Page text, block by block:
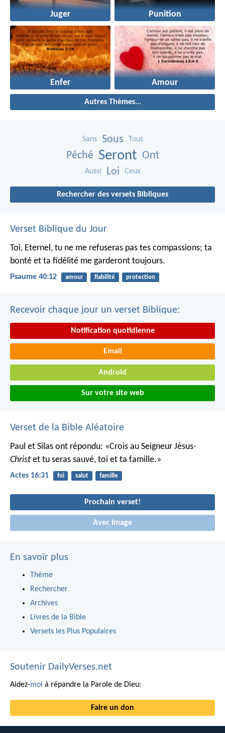
Juger Punition
Enfer Amour
Autres Thèmes...
Sans Sous Tous
Péché Seront Ont
Aussi Loi Ceux
Rechercher des versets Bibliques
Verset Biblique du Jour
Toi, Eternel, tu ne me refuseras pas tes compassions; ta
bonté et ta fidélité me garderont toujours.
Psaume 40:12 amour fiabilité protection
Recevoir chaque jour un verset Biblique:
Notification quotidienne
Email
Android
Sur votre site web
Verset de la Bible Aléatoire
Paul et Silas ont répondu: «Crois au Seigneur Jésus-
Christ et tu seras sauvé, toi et ta famille.»
Actes 16:31 foi salut famille
Prochain verset!
Avec Image
En savoir plus
Thème
Rechercher
Archives
Livres de la Bible
Versets les Plus Populaires
Soutenir DailyVerses.net
Aidez-moi à répandre la Parole de Dieu:
Faire un don